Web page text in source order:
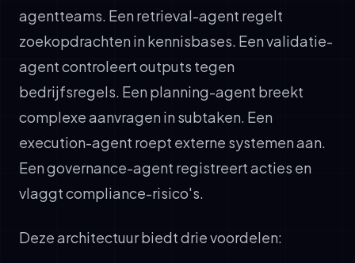
agentteams. Een retrieval-agent regelt
zoekopdrachten in kennisbases. Een validatie-
agent controleert outputs tegen
bedrijfsregels. Een planning-agent breekt
complexe aanvragen in subtaken. Een
execution-agent roept externe systemen aan.
Een governance-agent registreert acties en
vlaggt compliance-risico's.
Deze architectuur biedt drie voordelen: